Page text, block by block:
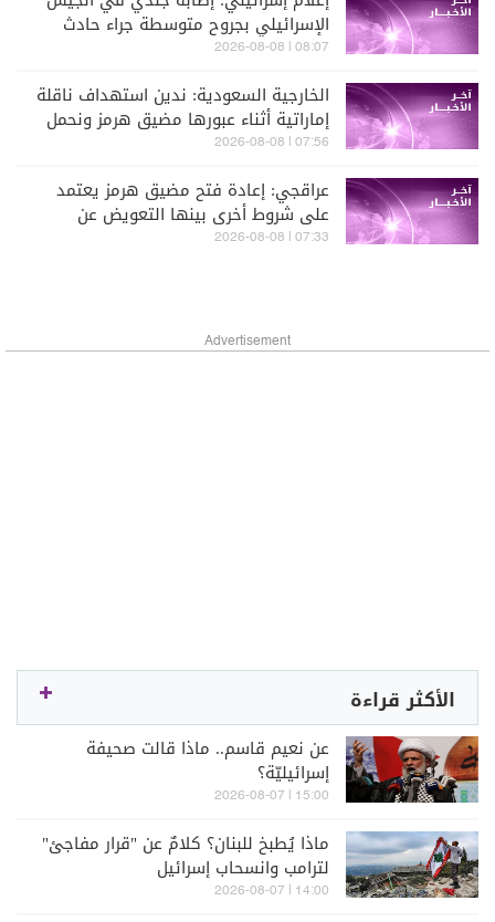
الإسرائيلي بجروح متوسطة جراء حادث
عملياتي في جنوب لبنان
08:07 | 2026-08-08
الخارجية السعودية: ندين استهداف ناقلة
إماراتية أثناء عبورها مضيق هرمز ونحمل
إيران عواقب الاعتداءات الغاشمة
07:56 | 2026-08-08
عراقجي: إعادة فتح مضيق هرمز يعتمد
على شروط أخرى بينها التعويض عن
انتهاكات واشنطن لمذكرة تفاهم إسلام
07:33 | 2026-08-08
Advertisement
الأكثر قراءة
عن نعيم قاسم.. ماذا قالت صحيفة
إسرائيليّة؟
15:00 | 2026-08-07
ماذا يُطبخ للبنان؟ كلامٌ عن "قرار مفاجئ"
لترامب وانسحاب إسرائيل
14:00 | 2026-08-07